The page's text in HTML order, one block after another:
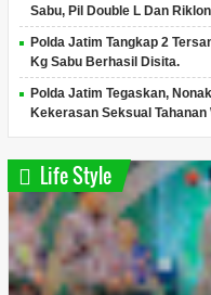
Sabu, Pil Double L Dan
Polda Jatim Tangkap 2
Kg Sabu Berhasil Disita.
Polda Jatim Tegaskan,
Kekerasan Seksual Tahanan
Life Style